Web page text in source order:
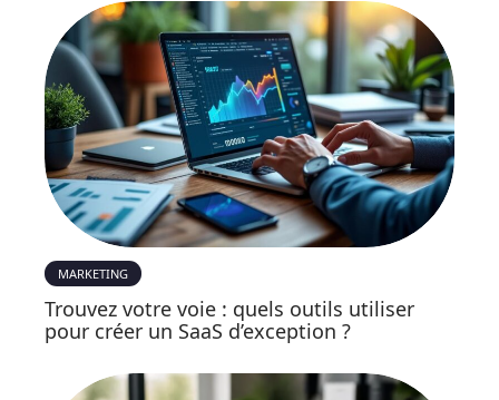
MARKETING
Trouvez votre voie : quels outils utiliser
pour créer un SaaS d’exception ?